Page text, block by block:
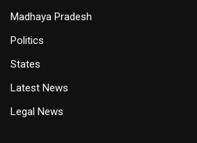
Madhaya Pradesh
Politics
States
Latest News
Legal News